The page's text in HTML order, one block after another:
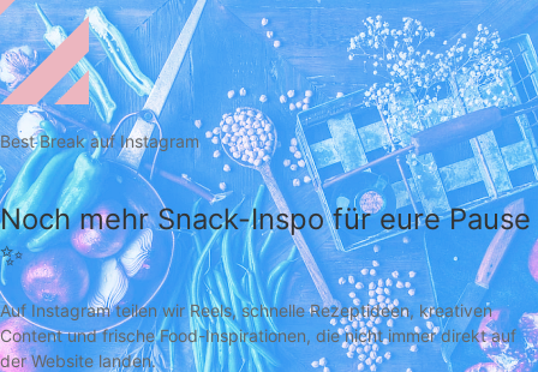
Best Break auf Instagram
Noch mehr Snack-Inspo für eure Pause
✨
Auf Instagram teilen wir Reels, schnelle Rezeptideen, kreativen
Content und frische Food-Inspirationen, die nicht immer direkt auf
der Website landen.